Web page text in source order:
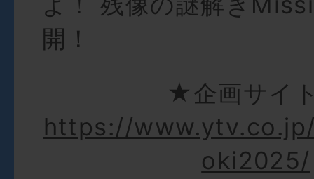
開！
★企画サイ
https://
oki2025/